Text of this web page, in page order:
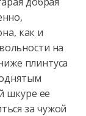
как и
на
плинтуса
шкуре ее
за чужой